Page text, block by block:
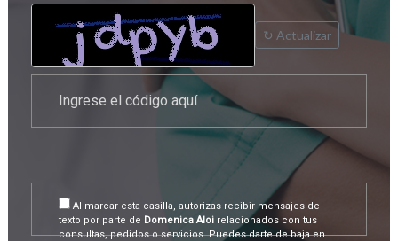
↻ Actualizar
Al marcar esta casilla, autorizas recibir mensajes de
texto por parte de Domenica Aloirelacionados con tus
consultas, pedidos o servicios. Puedes darte de baja en